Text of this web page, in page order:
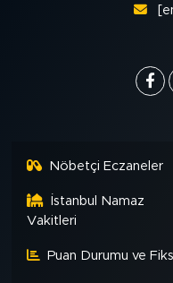
Nöbetçi Eczaneler
İstanbul Namaz
Vakitleri
Puan Durumu ve